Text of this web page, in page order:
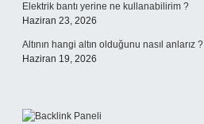
Elektrik bantı yerine ne kullanabilirim ?
Haziran 23, 2026
Altının hangi altın olduğunu nasıl anlarız ?
Haziran 19, 2026